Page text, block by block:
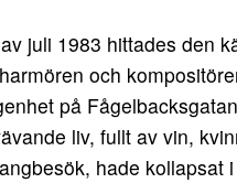
juli 1983 hittades den
och
på
liv, fullt av vin,
hade kollapsat